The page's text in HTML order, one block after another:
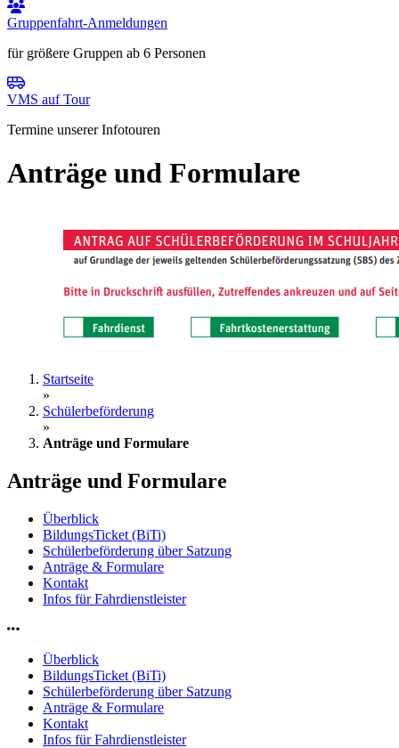
Gruppenfahrt-Anmeldungen
für größere Gruppen ab 6 Personen
VMS auf Tour
Termine unserer Infotouren
Anträge und Formulare
Startseite
»
Schülerbeförderung
»
Anträge und Formulare
Anträge und Formulare
Überblick
BildungsTicket (BiTi)
Schülerbeförderung über Satzung
Anträge & Formulare
Kontakt
Infos für Fahrdienstleister
Überblick
BildungsTicket (BiTi)
Schülerbeförderung über Satzung
Anträge & Formulare
Kontakt
Infos für Fahrdienstleister